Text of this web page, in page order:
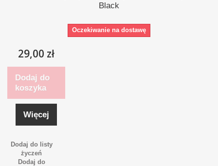
Black
Oczekiwanie na dostawę
29,00 zł
Dodaj do
koszyka
Więcej
Dodaj do listy
życzeń
Dodaj do